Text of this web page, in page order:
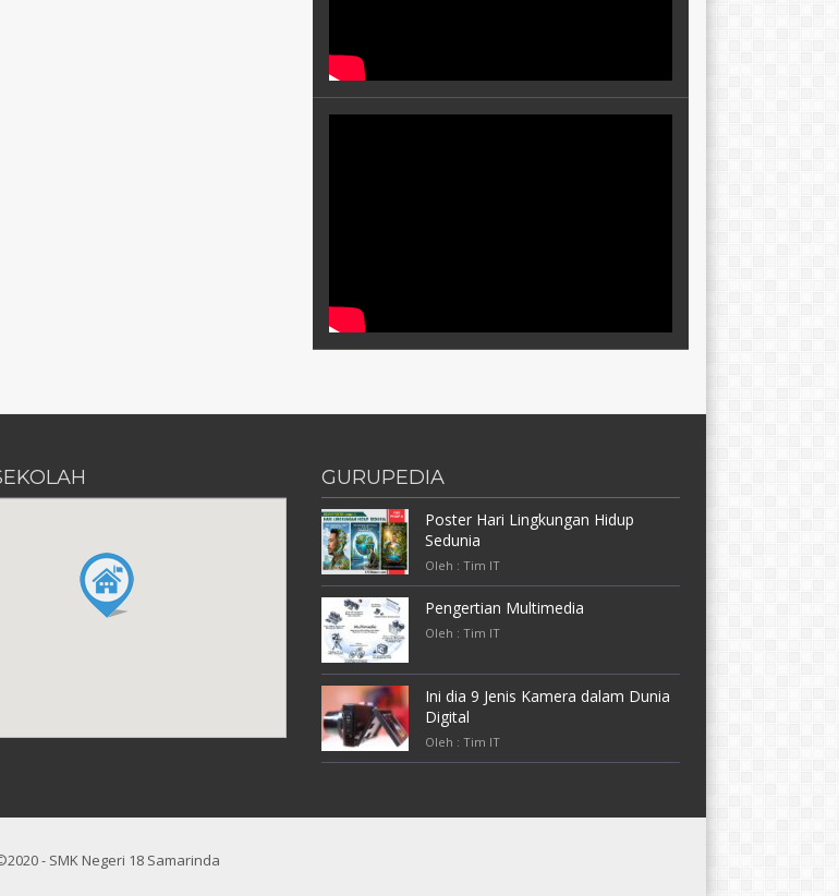
GURUPEDIA
Poster Hari Lingkungan Hidup
Sedunia
Oleh : Tim IT
Pengertian Multimedia
Oleh : Tim IT
Ini dia 9 Jenis Kamera dalam Dunia
Digital
Oleh : Tim IT
- SMK Negeri 18 Samarinda